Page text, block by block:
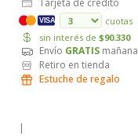
Tarjeta de crédito
VISA
cuotas
sin interés de $90.330
Envío GRATIS mañana
Retiro en tienda
Estuche de regalo
|